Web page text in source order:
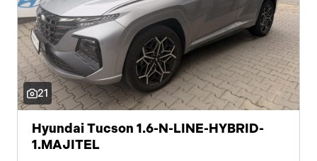
21
Hyundai Tucson 1.6-N-LINE-HYBRID-
1.MAJITEL